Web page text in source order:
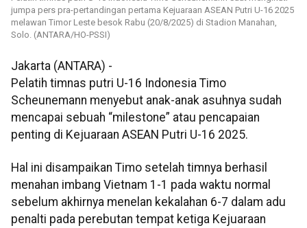
jumpa pers pra-pertandingan pertama Kejuaraan ASEAN Putri U-16 2025
melawan Timor Leste besok Rabu (20/8/2025) di Stadion Manahan,
Solo. (ANTARA/HO-PSSI)
Jakarta (ANTARA) -
Pelatih timnas putri U-16 Indonesia Timo
Scheunemann menyebut anak-anak asuhnya sudah
mencapai sebuah “milestone” atau pencapaian
penting di Kejuaraan ASEAN Putri U-16 2025.
Hal ini disampaikan Timo setelah timnya berhasil
menahan imbang Vietnam 1-1 pada waktu normal
sebelum akhirnya menelan kekalahan 6-7 dalam adu
penalti pada perebutan tempat ketiga Kejuaraan